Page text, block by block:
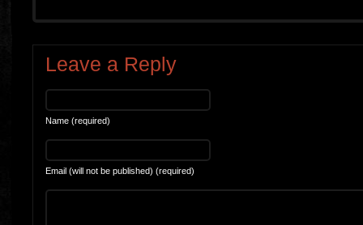
Leave a Reply
Name (required)
Email (will not be published) (required)